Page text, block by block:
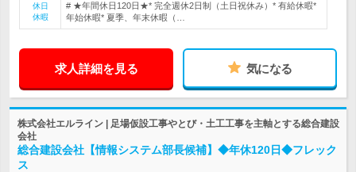
休日
休暇
# ★年間休日120日★* 完全週休2日制（土日祝休み）* 有給休暇*
年始休暇* 夏季、年末休暇（…
求人詳細を見る 気になる
株式会社エルライン | 足場仮設工事やとび・土工工事を主軸とする総合建設
会社
総合建設会社【情報システム部長候補】◆年休120日◆フレック
ス